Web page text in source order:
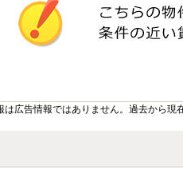
広告情報ではありません。過去から現